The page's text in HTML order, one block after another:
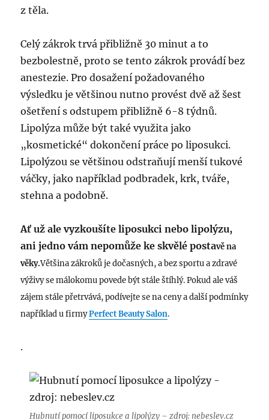
z těla.
Celý zákrok trvá přibližně 30 minut a to
bezbolestně, proto se tento zákrok provádí bez
anestezie. Pro dosažení požadovaného
výsledku je většinou nutno provést dvě až šest
ošetření s odstupem přibližně 6-8 týdnů.
Lipolýza může být také využita jako
„kosmetické“ dokončení práce po liposukci.
Lipolýzou se většinou odstraňují menší tukové
váčky, jako například podbradek, krk, tváře,
stehna a podobně.
Ať už ale vyzkoušíte liposukci nebo lipolýzu,
ani jedno vám nepomůže ke skvělé postavě na
věky.Většina zákroků je dočasných, a bez sportu a zdravé
výživy se málokomu povede být stále štíhlý. Pokud ale váš
zájem stále přetrvává, podívejte se na ceny a další podmínky
například u firmyPerfect Beauty Salon.
.
Hubnutí pomocí liposukce a lipolýzy – zdroj: nebeslev.cz